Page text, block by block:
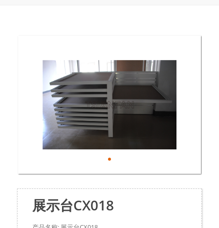
展示台CX018